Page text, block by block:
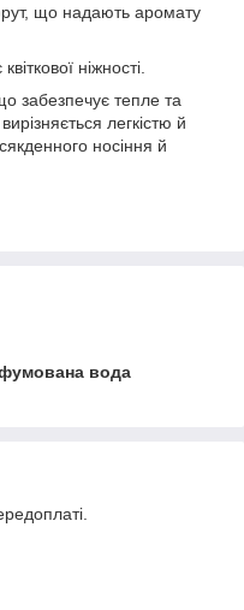
що надають аромату
ніжності.
забезпечує тепле та
легкістю й
носіння й
вода